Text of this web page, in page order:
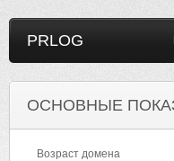
PRLOG
ОСНОВНЫЕ
Возраст домена